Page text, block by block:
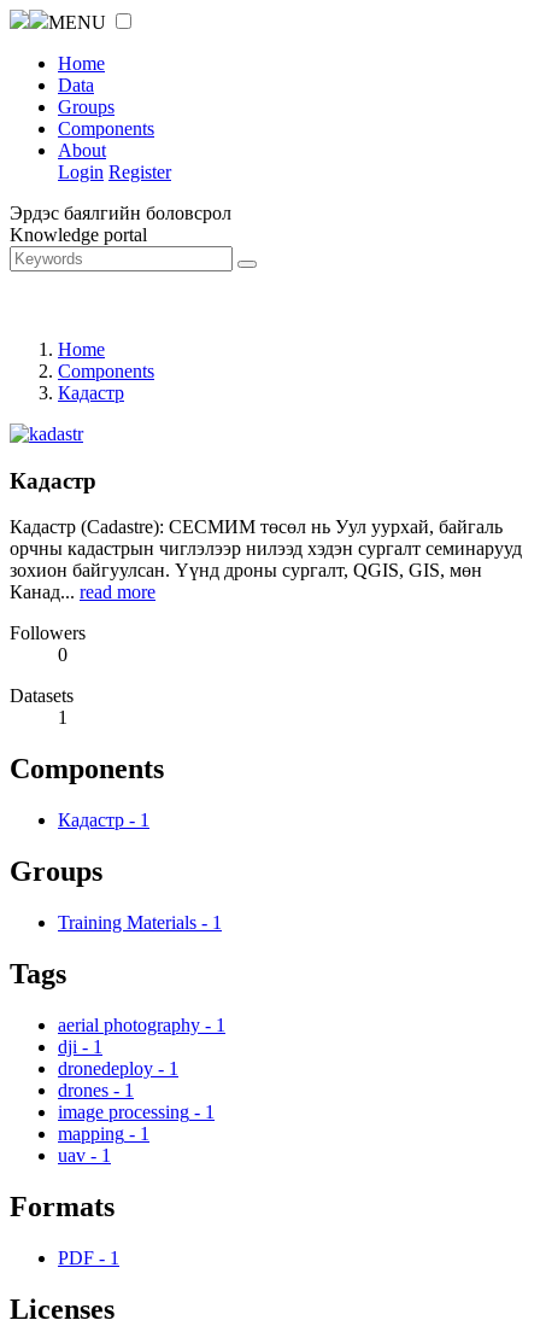
MENU
Home
Data
Groups
Components
About
Login Register
Эрдэс баялгийн боловсрол
Knowledge portal
Home
Components
Кадастр
Кадастр
Кадастр (Cadastre): СЕСМИМ төсөл нь Уул уурхай, байгаль
орчны кадастрын чиглэлээр нилээд хэдэн сургалт семинарууд
зохион байгуулсан. Үүнд дроны сургалт, QGIS, GIS, мөн
Канад... read more
Followers
0
Datasets
1
Components
Кадастр - 1
Groups
Training Materials - 1
Tags
aerial photography - 1
dji - 1
dronedeploy - 1
drones - 1
image processing - 1
mapping - 1
uav - 1
Formats
PDF - 1
Licenses